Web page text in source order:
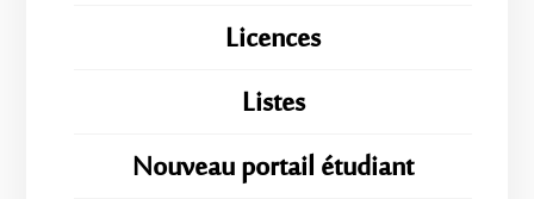
Licences
Listes
Nouveau portail étudiant